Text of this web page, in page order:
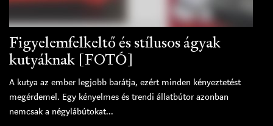
Figyelemfelkeltő és stílusos ágyak
kutyáknak [FOTÓ]
A kutya az ember legjobb barátja, ezért minden kényeztetést
megérdemel. Egy kényelmes és trendi állatbútor azonban
nemcsak a négylábútokat...